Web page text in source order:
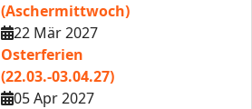
(Aschermittwoch)
22 Mär 2027
Osterferien
(22.03.-03.04.27)
05 Apr 2027